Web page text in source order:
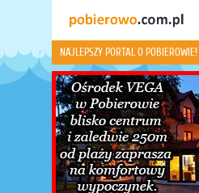
NAJLEPSZY PORTAL O POBIEROWIE!